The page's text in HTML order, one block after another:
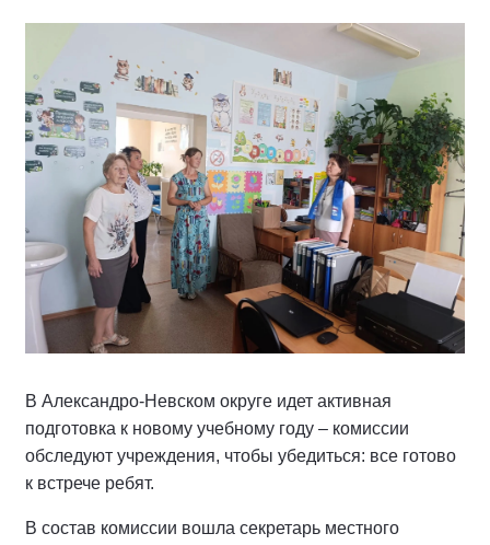
В Александро-Невском округе идет активная
подготовка к новому учебному году – комиссии
обследуют учреждения, чтобы убедиться: все готово
к встрече ребят.
В состав комиссии вошла секретарь местного